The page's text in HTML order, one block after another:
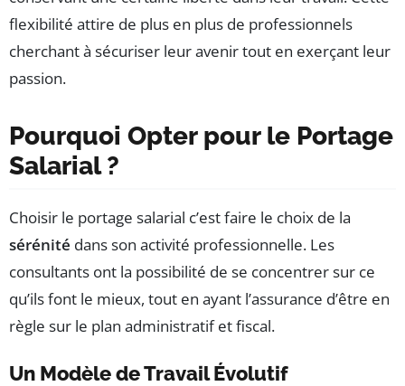
flexibilité attire de plus en plus de professionnels
cherchant à sécuriser leur avenir tout en exerçant leur
passion.
Pourquoi Opter pour le Portage
Salarial ?
Choisir le portage salarial c’est faire le choix de la
sérénité dans son activité professionnelle. Les
consultants ont la possibilité de se concentrer sur ce
qu’ils font le mieux, tout en ayant l’assurance d’être en
règle sur le plan administratif et fiscal.
Un Modèle de Travail Évolutif